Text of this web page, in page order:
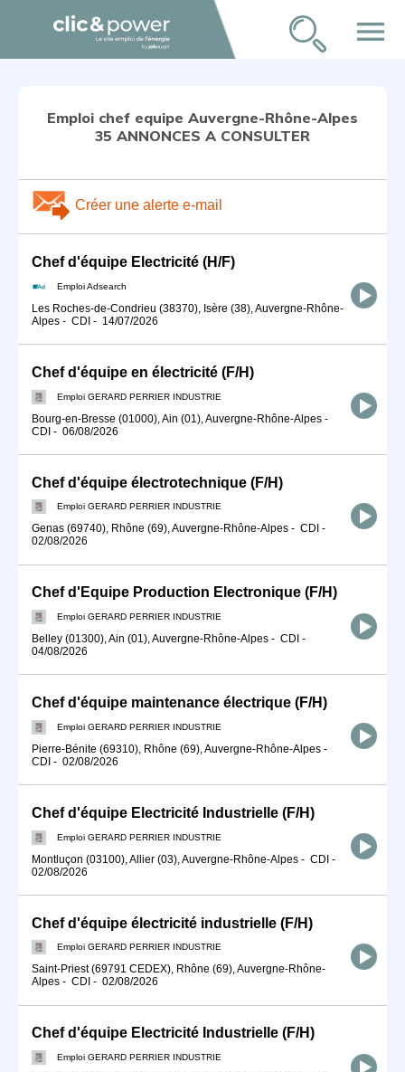
menu
Emploi chef equipe Auvergne-Rhône-Alpes
35 ANNONCES A CONSULTER
Créer une alerte e-mail
Chef d'équipe Electricité (H/F)
Emploi Adsearch
Les Roches-de-Condrieu (38370), Isère (38), Auvergne-Rhône-
Alpes - CDI - 14/07/2026
Chef d'équipe en électricité (F/H)
Emploi GERARD PERRIER INDUSTRIE
Bourg-en-Bresse (01000), Ain (01), Auvergne-Rhône-Alpes -
CDI - 06/08/2026
Chef d'équipe électrotechnique (F/H)
Emploi GERARD PERRIER INDUSTRIE
Genas (69740), Rhône (69), Auvergne-Rhône-Alpes - CDI -
02/08/2026
Chef d'Equipe Production Electronique (F/H)
Emploi GERARD PERRIER INDUSTRIE
Belley (01300), Ain (01), Auvergne-Rhône-Alpes - CDI -
04/08/2026
Chef d'équipe maintenance électrique (F/H)
Emploi GERARD PERRIER INDUSTRIE
Pierre-Bénite (69310), Rhône (69), Auvergne-Rhône-Alpes -
CDI - 02/08/2026
Chef d'équipe Electricité Industrielle (F/H)
Emploi GERARD PERRIER INDUSTRIE
Montluçon (03100), Allier (03), Auvergne-Rhône-Alpes - CDI -
02/08/2026
Chef d'équipe électricité industrielle (F/H)
Emploi GERARD PERRIER INDUSTRIE
Saint-Priest (69791 CEDEX), Rhône (69), Auvergne-Rhône-
Alpes - CDI - 02/08/2026
Chef d'équipe Electricité Industrielle (F/H)
Emploi GERARD PERRIER INDUSTRIE